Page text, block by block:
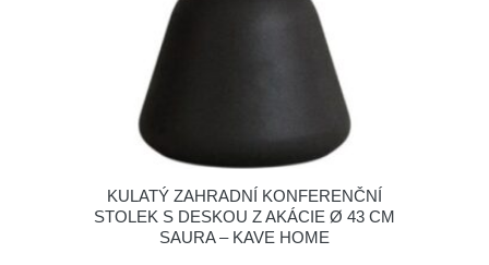
KULATÝ ZAHRADNÍ KONFERENČNÍ
STOLEK S DESKOU Z AKÁCIE Ø 43 CM
SAURA – KAVE HOME